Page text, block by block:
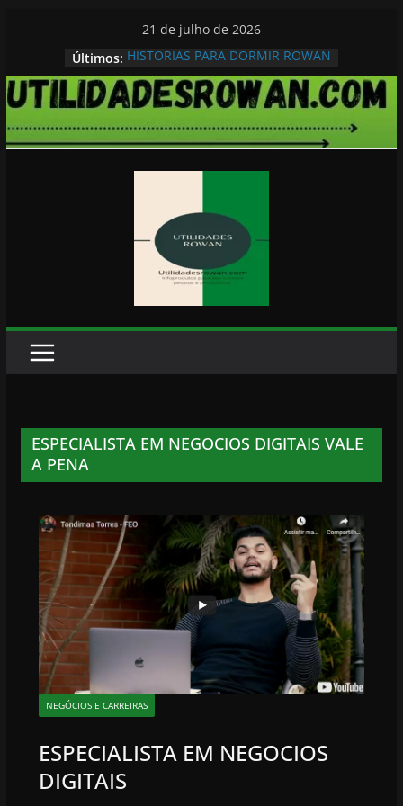
conteúdo
21 de julho de 2026
Últimos: HISTORIAS PARA DORMIR ROWAN
ESPECIALISTA EM NEGOCIOS DIGITAIS VALE
A PENA
NEGÓCIOS E CARREIRAS
ESPECIALISTA EM NEGOCIOS
DIGITAIS